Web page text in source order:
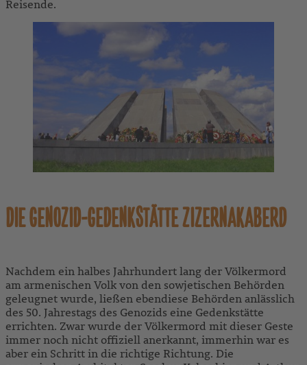
Reisende.
DIE GENOZID-GEDENKSTÄTTE ZIZERNAKABERD
Nachdem ein halbes Jahrhundert lang der Völkermord
am armenischen Volk von den sowjetischen Behörden
geleugnet wurde, ließen ebendiese Behörden anlässlich
des 50. Jahrestags des Genozids eine Gedenkstätte
errichten. Zwar wurde der Völkermord mit dieser Geste
immer noch nicht offiziell anerkannt, immerhin war es
aber ein Schritt in die richtige Richtung. Die